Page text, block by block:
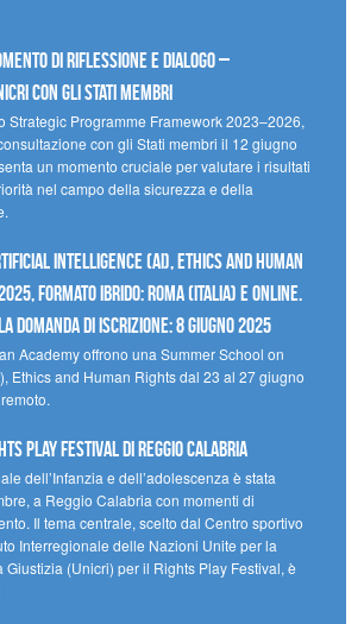
di riflessione e dialogo –
con gli Stati membri
Strategic Programme Framework 2023–2026,
con gli Stati membri il 12 giugno
un momento cruciale per valutare i risultati
nel campo della sicurezza e della
Intelligence (AI), Ethics and Human
Formato Ibrido: Roma (Italia) e online.
domanda di iscrizione: 8 giugno 2025
Academy offrono una Summer School on
Ethics and Human Rights dal 23 al 27 giugno
Play Festival di Reggio Calabria
dell’Infanzia e dell’adolescenza è stata
a Reggio Calabria con momenti di
Il tema centrale, scelto dal Centro sportivo
Interregionale delle Nazioni Unite per la
(Unicri) per il Rights Play Festival, è